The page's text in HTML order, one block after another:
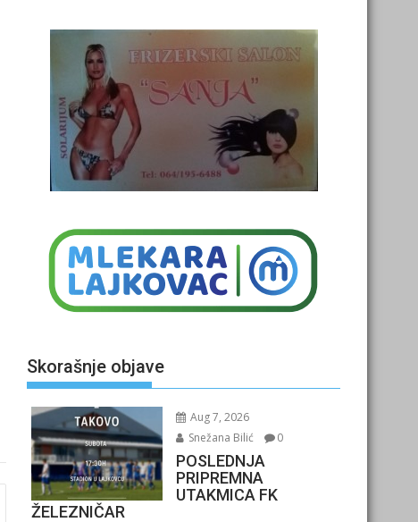
Skorašnje objave
Aug 7, 2026
Snežana Bilić
0
POSLEDNJA
PRIPREMNA
UTAKMICA FK
ŽELEZNIČAR